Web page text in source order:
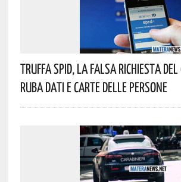
Truffa Spid, La Falsa Richiesta Del
Ruba Dati E Carte Delle Persone